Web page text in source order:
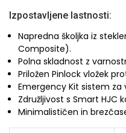
Izpostavljene lastnosti:
Napredna školjka iz
Composite).
Polna skladnost z
Priložen Pinlock vložek
Emergency Kit sistem
Združljivost s Smart HJC
Minimalističen in